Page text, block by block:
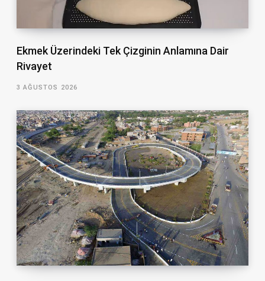
Ekmek Üzerindeki Tek Çizginin Anlamına Dair
Rivayet
3 AĞUSTOS 2026